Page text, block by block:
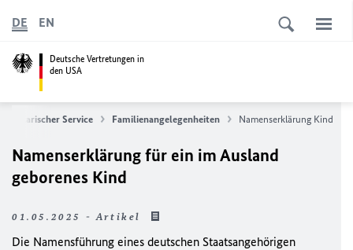
Deutsche Vertretungen in
den USA
DE EN
Service Familienangelegenheiten Namenserklärung Kind
Namenserklärung für ein im Ausland
geborenes Kind
01.05.2025 - Artikel
Die Namensführung eines deutschen Staatsangehörigen